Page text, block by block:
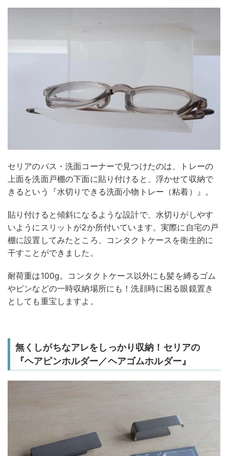
セリアのバス・洗面コーナーで見つけたのは、トレーの
上面を洗面戸棚の下面に貼り付けると、浮かせて収納で
きるという『水切りできる洗面小物トレー（粘着）』。
貼り付けると傾斜になるような設計で、水切りがしやす
いようにスリットが2か所付いています。実際に自宅の戸
棚に設置してみたところ、コンタクトケースを衛生的に
干すことができました。
耐荷重は100g。コンタクトケース以外にも髪を縛るゴム
やピンなどの一時収納場所にも！洗顔時に困る眼鏡置き
としても重宝しますよ。
無くしがちなアレをしっかり収納！セリアの
『ヘアピンホルダー／ヘアゴムホルダー』